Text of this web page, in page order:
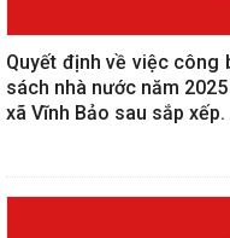
Quyết định về việc công
sách nhà nước năm
xã Vĩnh Bảo sau sắp xếp.